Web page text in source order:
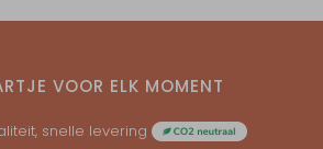
VOOR ELK MOMENT
snelle levering